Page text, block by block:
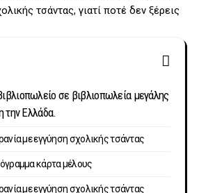
τσάντας, γιατί ποτέ δεν ξέρεις
σε βιβλιοπωλεία μεγάλης
την Ελλάδα.
με εγγύηση σχολικής τσάντας
κάρτα μέλους
με εγγύηση σχολικής τσάντας